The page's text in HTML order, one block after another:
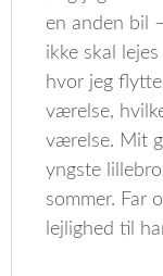
en anden bil
ikke skal
hvor jeg
værelse,
værelse. Mit
yngste
sommer. Far
lejlighed til